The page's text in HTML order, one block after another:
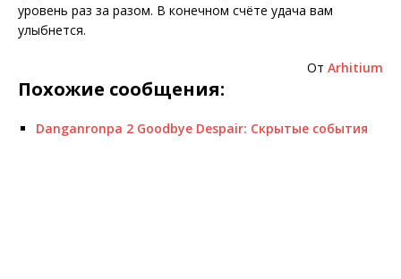
уровень раз за разом. В конечном счёте удача вам
улыбнется.
От Arhitium
Похожие сообщения:
Danganronpa 2 Goodbye Despair: Скрытые события